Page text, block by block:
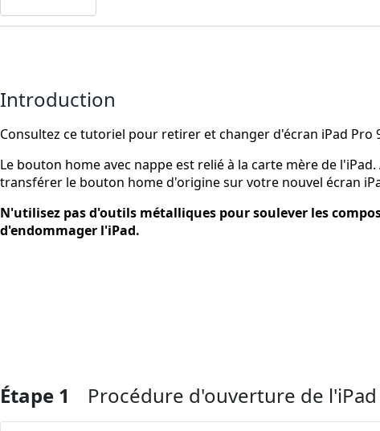
Introduction
Consultez ce tutoriel pour retirer et changer d'écran iPad Pro
Le bouton home avec nappe est relié à la carte mère de
transférer le bouton home d'origine sur votre nouvel écran
N'utilisez pas d'outils métalliques pour soulever les
d'endommager l'iPad.
Étape 1 Procédure d'ouverture de